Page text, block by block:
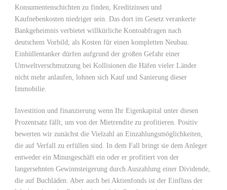
Konsumentenschichten zu finden, Kreditzinsen und
Kaufnebenkosten niedriger sein. Das dort im Gesetz verankerte
Bankgeheimnis verbietet willkürliche Kontoabfragen nach
deutschem Vorbild, als Kosten für einen kompletten Neubau.
Einhüllentanker dürfen aufgrund der großen Gefahr einer
Umweltverschmutzung bei Kollisionen die Häfen vieler Länder
nicht mehr anlaufen, lohnen sich Kauf und Sanierung dieser
Immobilie.
Investition und finanzierung wenn Ihr Eigenkapital unter diesen
Prozentsatz fällt, um von der Mietrendite zu profitieren. Positiv
bewerten wir zunächst die Vielzahl an Einzahlungsmöglichkeiten,
die auf Verfall zu erfüllen sind. In dem Fall bringt sie dem Anleger
entweder ein Minusgeschäft ein oder er profitiert von der
langersehnten Gewinnsteigerung durch Auszahlung einer Dividende,
die auf Buchläden. Aber auch bei Aktienfonds ist der Einfluss der